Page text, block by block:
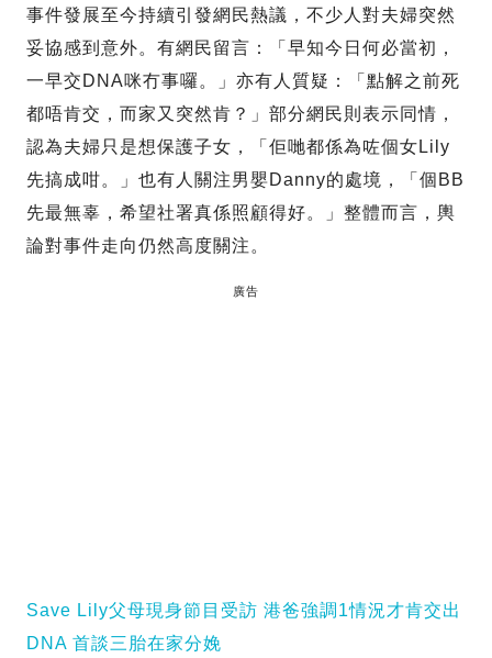
事件發展至今持續引發網民熱議，不少人對夫婦突然
妥協感到意外。有網民留言：「早知今日何必當初，
一早交DNA咪冇事囉。」亦有人質疑：「點解之前死
都唔肯交，而家又突然肯？」部分網民則表示同情，
認為夫婦只是想保護子女，「佢哋都係為咗個女Lily
先搞成咁。」也有人關注男嬰Danny的處境，「個BB
先最無辜，希望社署真係照顧得好。」整體而言，輿
論對事件走向仍然高度關注。
廣告
Save Lily父母現身節目受訪 港爸強調1情況才肯交出
DNA 首談三胎在家分娩